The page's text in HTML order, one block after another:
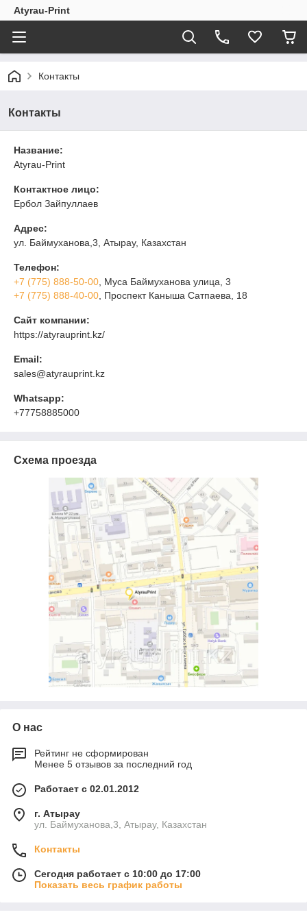
Atyrau-Print
Контакты
Контакты
Название:
Atyrau-Print
Контактное лицо:
Ербол Зайпуллаев
Адрес:
ул. Баймуханова,3, Атырау, Казахстан
Телефон:
+7 (775) 888-50-00 , ​Муса Баймуханова улица, 3
+7 (775) 888-40-00 , ​Проспект Каныша Сатпаева, 18
Сайт компании:
https://atyrauprint.kz/
Email:
sales@atyrauprint.kz
Whatsapp:
+77758885000
Схема проезда
О нас
Рейтинг не сформирован
Менее 5 отзывов за последний год
Работает с 02.01.2012
г. Атырау
ул. Баймуханова,3, Атырау, Казахстан
Контакты
Сегодня работает с 10:00 до 17:00
Показать весь график работы